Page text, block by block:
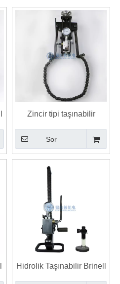
Zincir tipi taşınabilir
hidrolik brinell sertlik test
cihazı
Sor
Hidrolik Taşınabilir Brinell
Sertlik Test Cihazı B-